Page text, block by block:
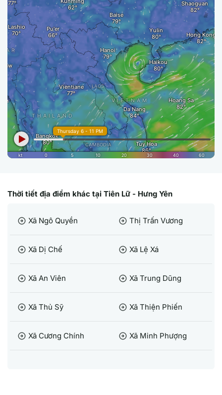
Thời tiết địa điểm khác tại Tiên Lữ - Hưng Yên
arrow_circle_right Xã Ngô Quyền arrow_circle_right Thị Trấn Vương
arrow_circle_right Xã Dị Chế arrow_circle_right Xã Lệ Xá
arrow_circle_right Xã An Viên arrow_circle_right Xã Trung Dũng
arrow_circle_right Xã Thủ Sỹ arrow_circle_right Xã Thiện Phiến
arrow_circle_right Xã Cương Chính arrow_circle_right Xã Minh Phượng